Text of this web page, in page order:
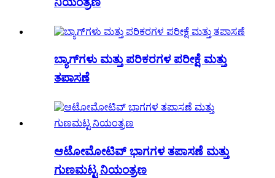
ಬ್ಯಾಗ್‌ಗಳು ಮತ್ತು ಪರಿಕರಗಳ ಪರೀಕ್ಷೆ ಮತ್ತು
ತಪಾಸಣೆ
ಆಟೋಮೋಟಿವ್ ಭಾಗಗಳ ತಪಾಸಣೆ ಮತ್ತು
ಗುಣಮಟ್ಟ ನಿಯಂತ್ರಣ